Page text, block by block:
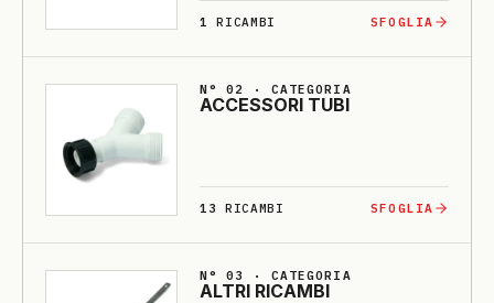
1 RICAMBI SFOGLIA
N° 02 · CATEGORIA
ACCESSO­RI TU­BI
13 RICAMBI SFOGLIA
N° 03 · CATEGORIA
ALTRI RI­CAMBI